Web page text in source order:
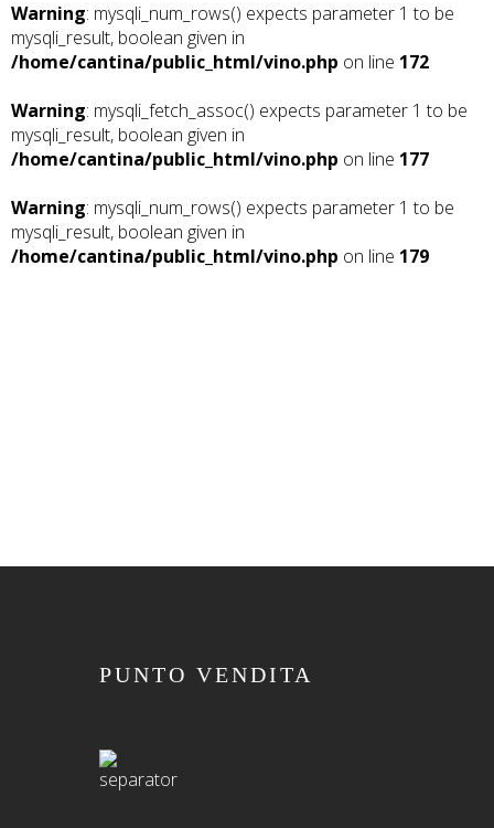
Warning: mysqli_num_rows() expects parameter 1 to be
mysqli_result, boolean given in
/home/cantina/public_html/vino.php on line 172
Warning: mysqli_fetch_assoc() expects parameter 1 to be
mysqli_result, boolean given in
/home/cantina/public_html/vino.php on line 177
Warning: mysqli_num_rows() expects parameter 1 to be
mysqli_result, boolean given in
/home/cantina/public_html/vino.php on line 179
PUNTO VENDITA